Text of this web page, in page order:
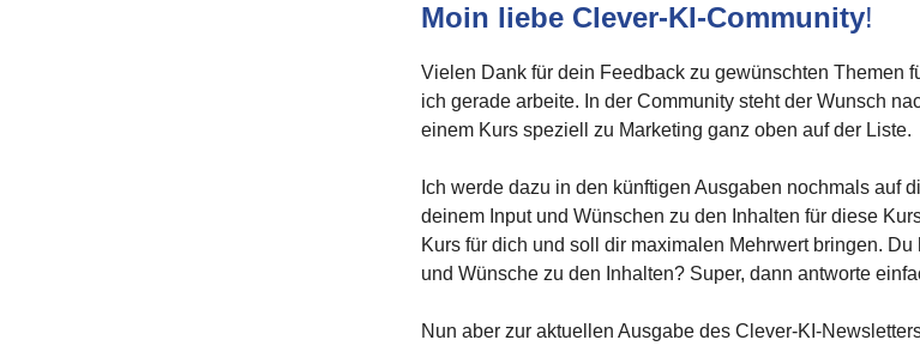
Moin liebe Clever-KI-Community!
Vielen Dank für dein Feedback zu gewünschten Themen
ich gerade arbeite. In der Community steht der Wunsch
einem Kurs speziell zu Marketing ganz oben auf der Liste.
Ich werde dazu in den künftigen Ausgaben nochmals auf
deinem Input und Wünschen zu den Inhalten für diese
Kurs für dich und soll dir maximalen Mehrwert bringen.
und Wünsche zu den Inhalten? Super, dann antworte
Nun aber zur aktuellen Ausgabe des Clever-KI-